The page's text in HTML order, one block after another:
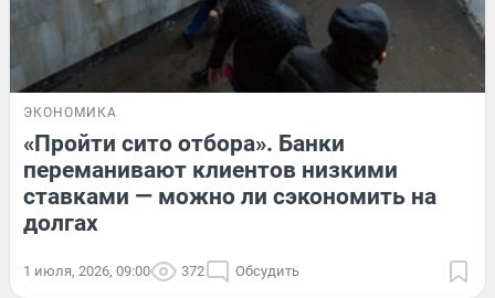
ЭКОНОМИКА
«Пройти сито отбора». Банки
переманивают клиентов низкими
ставками — можно ли сэкономить на
долгах
1 июля, 2026, 09:00 372 Обсудить